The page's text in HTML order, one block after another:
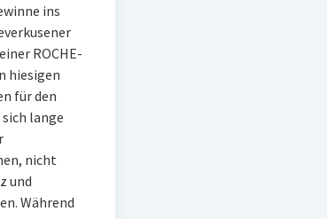
ins
ROCHE-
hiesigen
für den
lange
nicht
und
Während